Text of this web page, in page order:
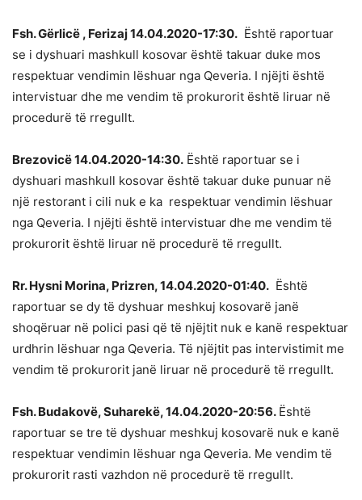
Fsh. Gërlicë , Ferizaj 14.04.2020-17:30. Është raportuar
se i dyshuari mashkull kosovar është takuar duke mos
respektuar vendimin lëshuar nga Qeveria. I njëjti është
intervistuar dhe me vendim të prokurorit është liruar në
procedurë të rregullt.
Brezovicë 14.04.2020-14:30. Është raportuar se i
dyshuari mashkull kosovar është takuar duke punuar në
një restorant i cili nuk e ka respektuar vendimin lëshuar
nga Qeveria. I njëjti është intervistuar dhe me vendim të
prokurorit është liruar në procedurë të rregullt.
Rr. Hysni Morina, Prizren, 14.04.2020-01:40. Është
raportuar se dy të dyshuar meshkuj kosovarë janë
shoqëruar në polici pasi që të njëjtit nuk e kanë respektuar
urdhrin lëshuar nga Qeveria. Të njëjtit pas intervistimit me
vendim të prokurorit janë liruar në procedurë të rregullt.
Fsh. Budakovë, Suharekë, 14.04.2020-20:56. Është
raportuar se tre të dyshuar meshkuj kosovarë nuk e kanë
respektuar vendimin lëshuar nga Qeveria. Me vendim të
prokurorit rasti vazhdon në procedurë të rregullt.